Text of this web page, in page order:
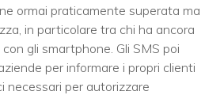
ormai praticamente superata ma
in particolare tra chi ha ancora
gli smartphone. Gli SMS poi
per informare i propri clienti
necessari per autorizzare